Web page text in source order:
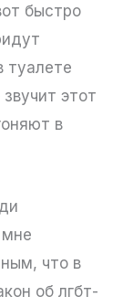
быстро
туалете
этот
в
что в
об лгбт-